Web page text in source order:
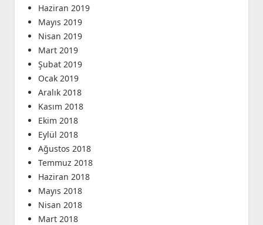
Haziran 2019
Mayıs 2019
Nisan 2019
Mart 2019
Şubat 2019
Ocak 2019
Aralık 2018
Kasım 2018
Ekim 2018
Eylül 2018
Ağustos 2018
Temmuz 2018
Haziran 2018
Mayıs 2018
Nisan 2018
Mart 2018